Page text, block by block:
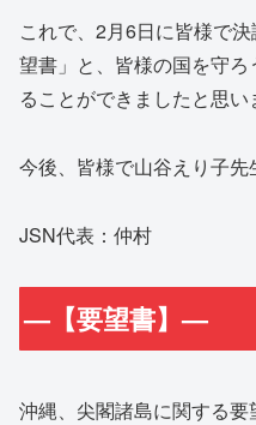
これで、2月6日に皆様で
望書」と、皆様の国を守
ることができましたと思い
今後、皆様で山谷えり子先
JSN代表：仲村
—【要望書】—
沖縄、尖閣諸島に関する要